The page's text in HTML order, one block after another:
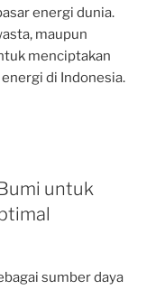
energi dunia.
maupun
menciptakan
di Indonesia.
untuk
sumber daya